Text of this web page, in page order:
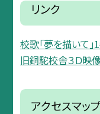
リンク
校歌「夢を描いて」
旧銅駝校舎３Ｄ映
アクセスマップ